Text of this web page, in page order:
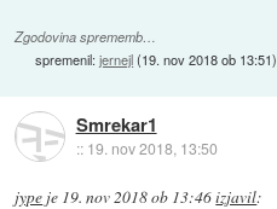
Zgodovina sprememb…
spremenil:jernejl(19. nov 2018 ob 13:51)
Smrekar1
:: 19. nov 2018, 13:50
jype je 19. nov 2018 ob 13:46izjavil: